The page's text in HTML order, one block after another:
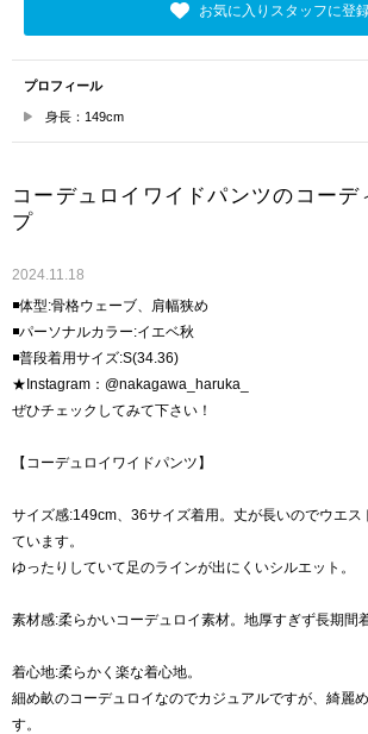
お気に入りスタッフに登
プロフィール
身長：149cm
コーデュロイワイドパンツのコーデ
プ
2024.11.18
◾️体型:骨格ウェーブ、肩幅狭め
◾️パーソナルカラー:イエベ秋
◾️普段着用サイズ:S(34.36)
★Instagram：@nakagawa_haruka_
ぜひチェックしてみて下さい！
【コーデュロイワイドパンツ】
サイズ感:149cm、36サイズ着用。丈が長いのでウエス
ています。
ゆったりしていて足のラインが出にくいシルエット。
素材感:柔らかいコーデュロイ素材。地厚すぎず長期間
着心地:柔らかく楽な着心地。
細め畝のコーデュロイなのでカジュアルですが、綺麗
す。